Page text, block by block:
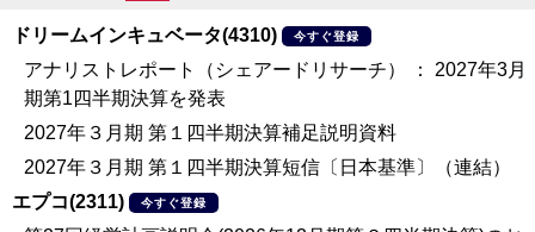
ドリームインキュベータ(4310) 今すぐ登録
アナリストレポート（シェアードリサーチ） ： 2027年3月
期第1四半期決算を発表
2027年３月期 第１四半期決算補足説明資料
2027年３月期 第１四半期決算短信〔日本基準〕（連結）
エプコ(2311)
今すぐ登録